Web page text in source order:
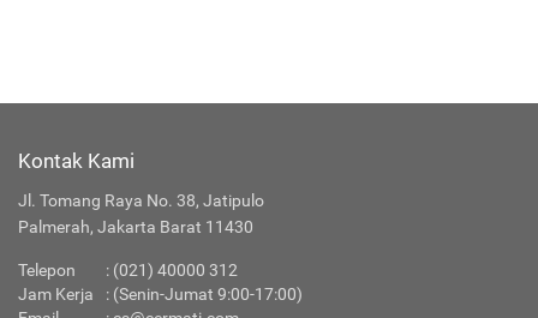
Kontak Kami
Jl. Tomang Raya No. 38, Jatipulo
Palmerah, Jakarta Barat 11430
Telepon : (021) 40000 312
Jam Kerja
: (Senin-Jumat 9:00-17:00)